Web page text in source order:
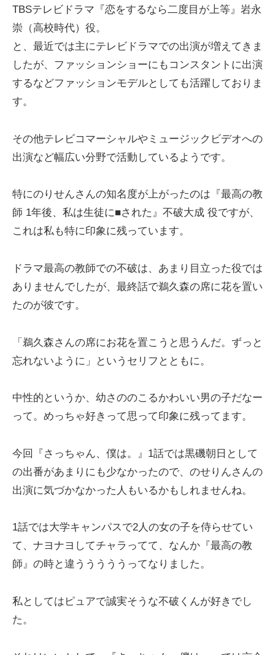
TBSテレビドラマ『恋をするなら二度目が上等』岩永
崇（高校時代）役。
と、最近では主にテレビドラマでの出演が増えてきま
したが、ファッションショーにもコンスタントに出演
するなどファッションモデルとしても活躍しておりま
す。
その他テレビコマーシャルやミュージックビデオへの
出演など幅広い分野で活動しているようです。
特にのりせんさんの知名度が上がったのは『最高の教
師 1年後、私は生徒に■された』不破大成 役ですが、
これは私も特に印象に残っています。
ドラマ最高の教師での不破は、あまり目立った役では
ありませんでしたが、最終話で鵜久森の席に花を置い
たのが彼です。
「鵜久森さんの席にお花を置こうと思うんだ。ずっと
忘れないように」というセリフとともに。
中性的というか、幼さののこるかわいい男の子だなー
って。めっちゃ好きって思って印象に残ってます。
今回『さっちゃん、僕は。』1話では黒磯朝日として
の出番があまりにも少なかったので、のせりんさんの
出演に気づかなかった人もいるかもしれませんね。
1話では大学キャンパスで2人の女の子を侍らせてい
て、ナヨナヨしてチャラってて、なんか『最高の教
師』の時と違うううううってなりました。
私としてはピュアで誠実そうな不破くんが好きでし
た。